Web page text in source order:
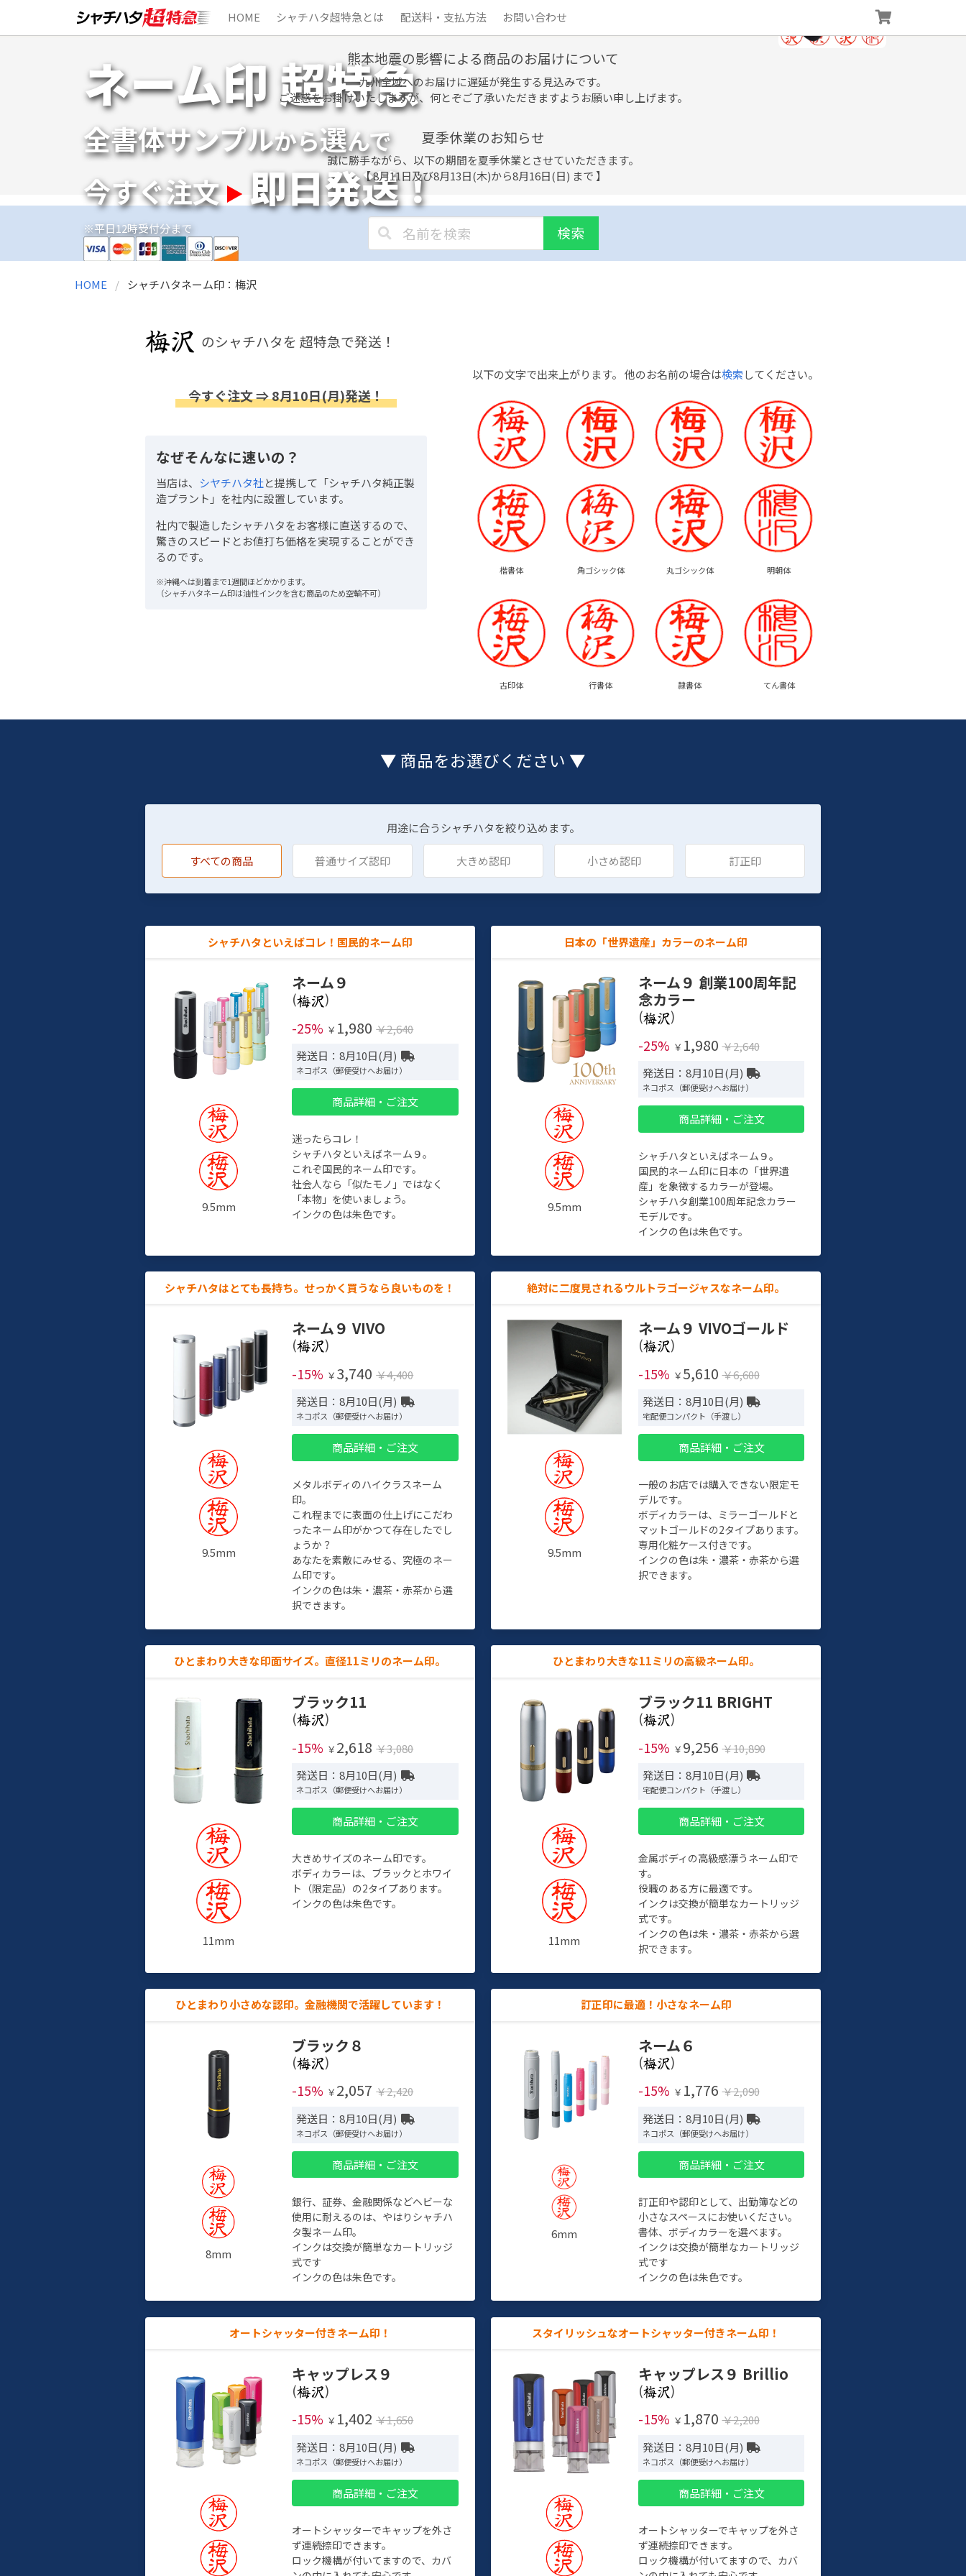
HOME シャチハタ超特急とは 配送料・支払方法 お問い合わせ
ネーム印 超特急
全書体サンプルから選んで
今すぐ注文 即日発送！
※平日12時受付分まで
熊本地震の影響による商品のお届けについて
九州全域へのお届けに遅延が発生する見込みです。
ご迷惑をお掛けいたしますが、何とぞご了承いただきますようお願い申し上げます。
夏季休業のお知らせ
誠に勝手ながら、以下の期間を夏季休業とさせていただきます。
【 8月11日及び8月13日(木)から8月16日(日) まで 】
検索
HOME シャチハタネーム印：梅沢
のシャチハタを 超特急で発送！
以下の文字で出来上がります。 他のお名前の場合は検索してください。
楷書体 角ゴシック体 丸ゴシック体 明朝体
古印体 行書体 隷書体 てん書体
今すぐ注文 ⇒ 8月10日(月)発送！
なぜそんなに速いの？
当店は、 シヤチハタ社と提携して「シャチハタ純正製
造プラント」を社内に設置しています。
社内で製造したシャチハタをお客様に直送するので、
驚きのスピードとお値打ち価格を実現することができ
るのです。
※沖縄へは到着まで1週間ほどかかります。
（シャチハタネーム印は油性インクを含む商品のため空輸不可）
▼ 商品をお選びください ▼
用途に合うシャチハタを絞り込めます。
すべての商品 普通サイズ認印 大きめ認印 小さめ認印 訂正印
シャチハタといえばコレ！国民的ネーム印
9.5mm
ネーム９
(
)
-25% ￥ 1,980 ￥2,640
発送日：8月10日(月)
ネコポス（郵便受けへお届け）
商品詳細・ご注文
迷ったらコレ！
シャチハタといえばネーム９。
これぞ国民的ネーム印です。
社会人なら「似たモノ」ではなく
「本物」を使いましょう。
インクの色は朱色です。
日本の「世界遺産」カラーのネーム印
9.5mm
ネーム９ 創業100周年記
念カラー
(
)
-25% ￥ 1,980 ￥2,640
発送日：8月10日(月)
ネコポス（郵便受けへお届け）
商品詳細・ご注文
シャチハタといえばネーム９。
国民的ネーム印に日本の「世界遺
産」を象徴するカラーが登場。
シャチハタ創業100周年記念カラー
モデルです。
インクの色は朱色です。
シャチハタはとても長持ち。せっかく買うなら良いものを！
9.5mm
ネーム９ VIVO
(
)
-15% ￥ 3,740 ￥4,400
発送日：8月10日(月)
ネコポス（郵便受けへお届け）
商品詳細・ご注文
メタルボディのハイクラスネーム
印。
これ程までに表面の仕上げにこだわ
ったネーム印がかつて存在したでし
ょうか？
あなたを素敵にみせる、究極のネー
ム印です。
インクの色は朱・濃茶・赤茶から選
択できます。
絶対に二度見されるウルトラゴージャスなネーム印。
9.5mm
ネーム９ VIVOゴールド
(
)
-15% ￥ 5,610 ￥6,600
発送日：8月10日(月)
宅配便コンパクト（手渡し）
商品詳細・ご注文
一般のお店では購入できない限定モ
デルです。
ボディカラーは、ミラーゴールドと
マットゴールドの2タイプあります。
専用化粧ケース付きです。
インクの色は朱・濃茶・赤茶から選
択できます。
ひとまわり大きな印面サイズ。直径11ミリのネーム印。
11mm
ブラック11
(
)
-15% ￥ 2,618 ￥3,080
発送日：8月10日(月)
ネコポス（郵便受けへお届け）
商品詳細・ご注文
大きめサイズのネーム印です。
ボディカラーは、ブラックとホワイ
ト（限定品）の2タイプあります。
インクの色は朱色です。
ひとまわり大きな11ミリの高級ネーム印。
11mm
ブラック11 BRIGHT
(
)
-15% ￥ 9,256 ￥10,890
発送日：8月10日(月)
宅配便コンパクト（手渡し）
商品詳細・ご注文
金属ボディの高級感漂うネーム印で
す。
役職のある方に最適です。
インクは交換が簡単なカートリッジ
式です。
インクの色は朱・濃茶・赤茶から選
択できます。
ひとまわり小さめな認印。金融機関で活躍しています！
8mm
ブラック８
(
)
-15% ￥ 2,057 ￥2,420
発送日：8月10日(月)
ネコポス（郵便受けへお届け）
商品詳細・ご注文
銀行、証券、金融関係などヘビーな
使用に耐えるのは、やはりシャチハ
タ製ネーム印。
インクは交換が簡単なカートリッジ
式です
インクの色は朱色です。
訂正印に最適！小さなネーム印
6mm
ネーム６
(
)
-15% ￥ 1,776 ￥2,090
発送日：8月10日(月)
ネコポス（郵便受けへお届け）
商品詳細・ご注文
訂正印や認印として、出勤簿などの
小さなスペースにお使いください。
書体、ボディカラーを選べます。
インクは交換が簡単なカートリッジ
式です
インクの色は朱色です。
オートシャッター付きネーム印！
キャップレス９
(
)
-15% ￥ 1,402 ￥1,650
発送日：8月10日(月)
ネコポス（郵便受けへお届け）
商品詳細・ご注文
オートシャッターでキャップを外さ
ず連続捺印できます。
ロック機構が付いてますので、カバ
スタイリッシュなオートシャッター付きネーム印！
キャップレス９ Brillio
(
)
-15% ￥ 1,870 ￥2,200
発送日：8月10日(月)
ネコポス（郵便受けへお届け）
商品詳細・ご注文
オートシャッターでキャップを外さ
ず連続捺印できます。
ロック機構が付いてますので、カバ